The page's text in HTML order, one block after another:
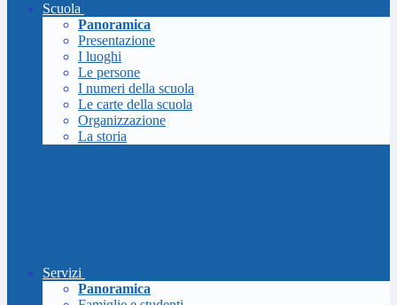
Scuola
Panoramica
Presentazione
I luoghi
Le persone
I numeri della scuola
Le carte della scuola
Organizzazione
La storia
Servizi
Panoramica